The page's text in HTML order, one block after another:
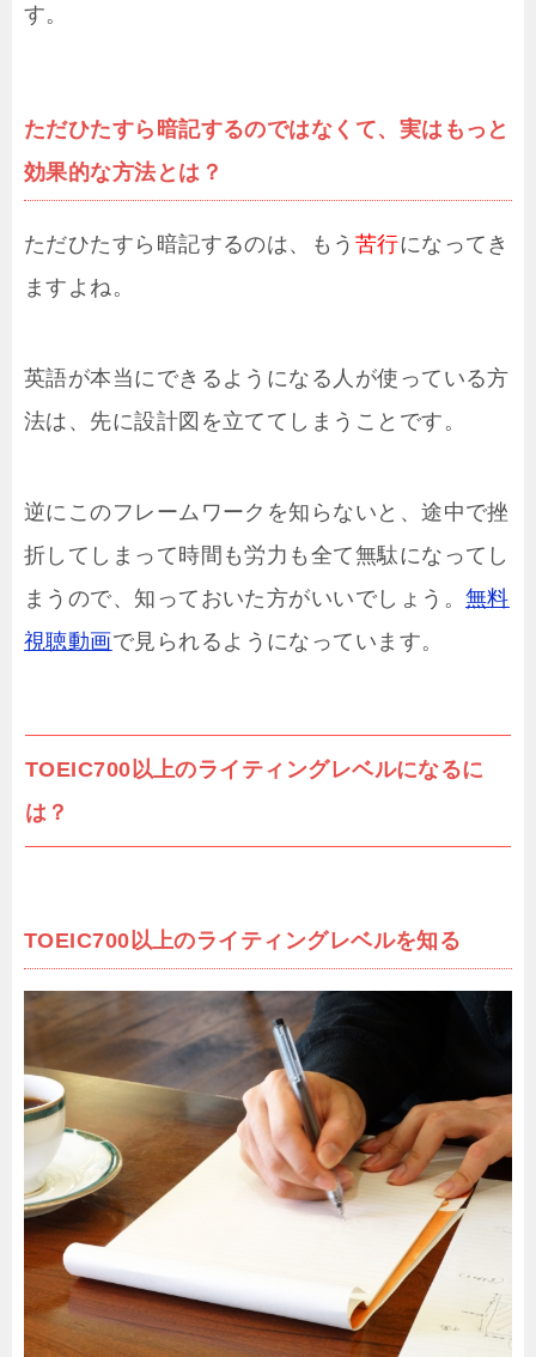
す。
ただひたすら暗記するのではなくて、実はもっと
効果的な方法とは？
ただひたすら暗記するのは、もう 苦行になってき
ますよね。
英語が本当にできるようになる人が使っている方
法は、先に設計図を立ててしまうことです。
逆にこのフレームワークを知らないと、途中で挫
折してしまって時間も労力も全て無駄になってし
まうので、知っておいた方がいいでしょう。 無料
視聴動画で見られるようになっています。
TOEIC700以上のライティングレベルになるに
は？
TOEIC700以上のライティングレベルを知る